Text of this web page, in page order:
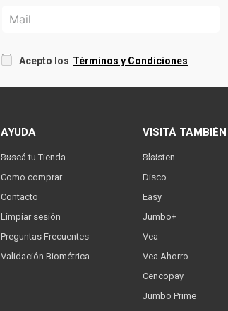
Acepto los Términos y Condiciones
AYUDA
Buscá tu Tienda
Como comprar
Contacto
Limpiar sesión
Preguntas Frecuentes
Validación Biométrica
VISITÁ TAMBIÉN
Blaisten
Disco
Easy
Jumbo+
Vea
Vea Ahorro
Cencopay
Jumbo Prime